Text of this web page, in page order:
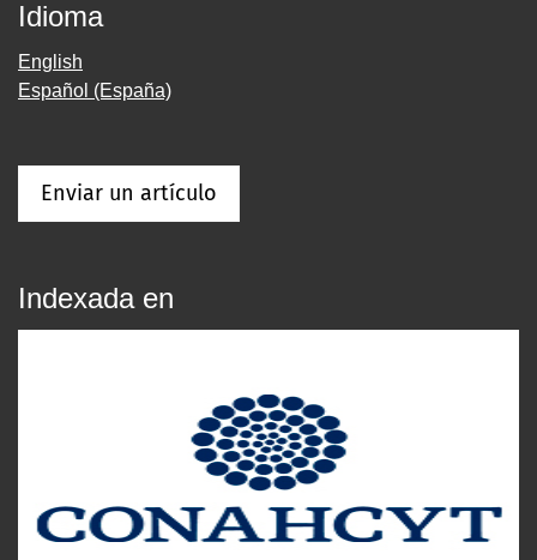
Idioma
English
Español (España)
Enviar un artículo
Indexada en